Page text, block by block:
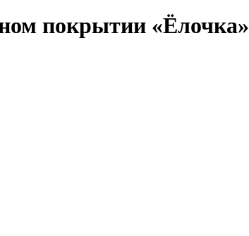
покрытии «Ёлочка»